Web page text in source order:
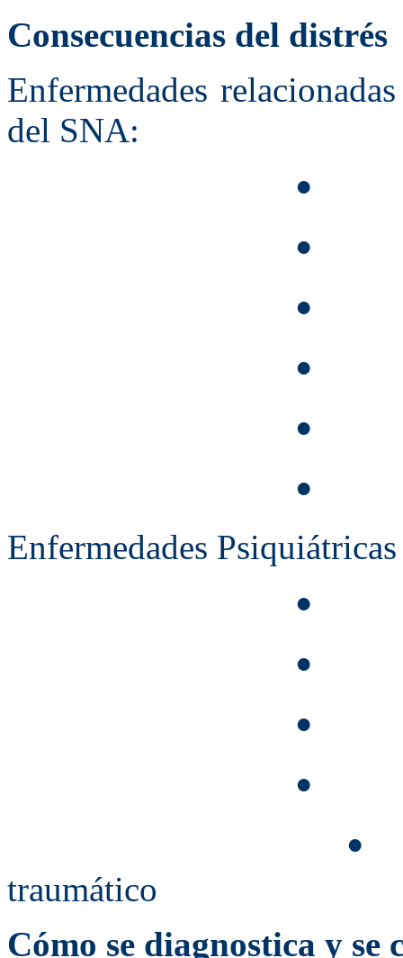
Consecuencias del distrés
Enfermedades
del SNA:
•
•
•
•
•
•
Enfermedades
•
•
•
•
•
traumático
Cómo se diagnostica y se